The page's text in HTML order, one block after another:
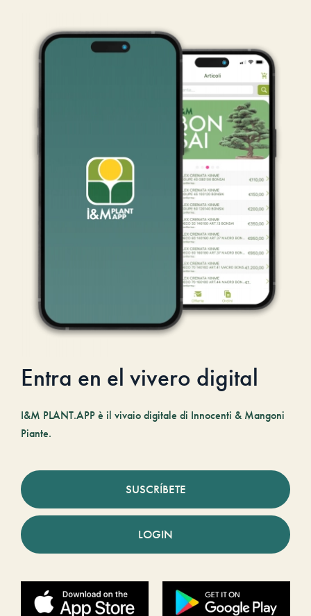
Entra en el vivero digital
I&M PLANT.APP è il vivaio digitale di Innocenti & Mangoni
Piante.
SUSCRÍBETE
LOGIN